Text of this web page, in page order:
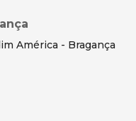
América - Bragança